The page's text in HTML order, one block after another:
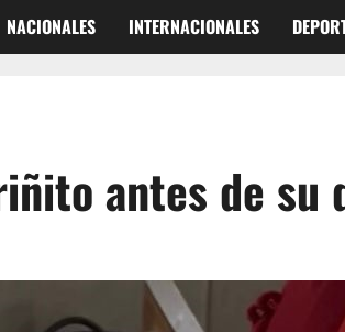
NACIONALES INTERNACIONALES
antes de su